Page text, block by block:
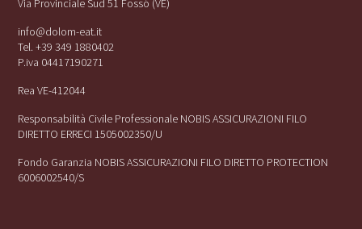
info@dolom-eat.it
Tel. +39 349 1880402
P.iva 04417190271
Rea VE-412044
Responsabilità Civile Professionale NOBIS ASSICURAZIONI FILO
DIRETTO ERRECI 1505002350/U
Fondo Garanzia NOBIS ASSICURAZIONI FILO DIRETTO PROTECTION
6006002540/S